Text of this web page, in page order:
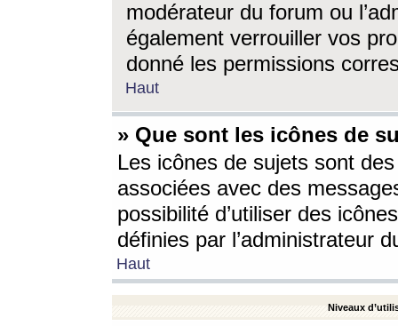
modérateur du forum ou
également verrouiller vos
donné les permissions
Haut
» Que sont les icônes de
Les icônes de sujets sont
associées avec des
possibilité d’utiliser des
définies par l’administrateur
Haut
Niveaux